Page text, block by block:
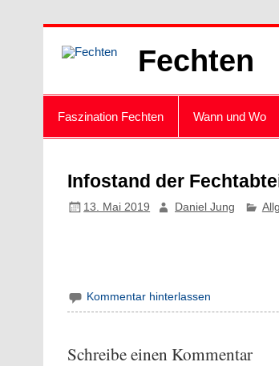
Fechten
Faszination Fechten Wann und Wo
Infostand der
13. Mai 2019 Daniel Jung
Kommentar hinterlassen
Schreibe einen Kommentar